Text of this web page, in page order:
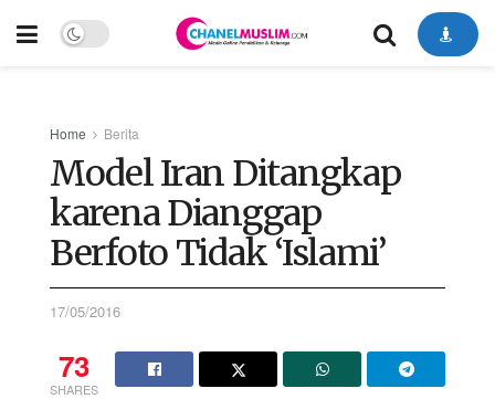
Home Berita
Model Iran Ditangkap
karena Dianggap
Berfoto Tidak ‘Islami’
17/05/2016
73
SHARES